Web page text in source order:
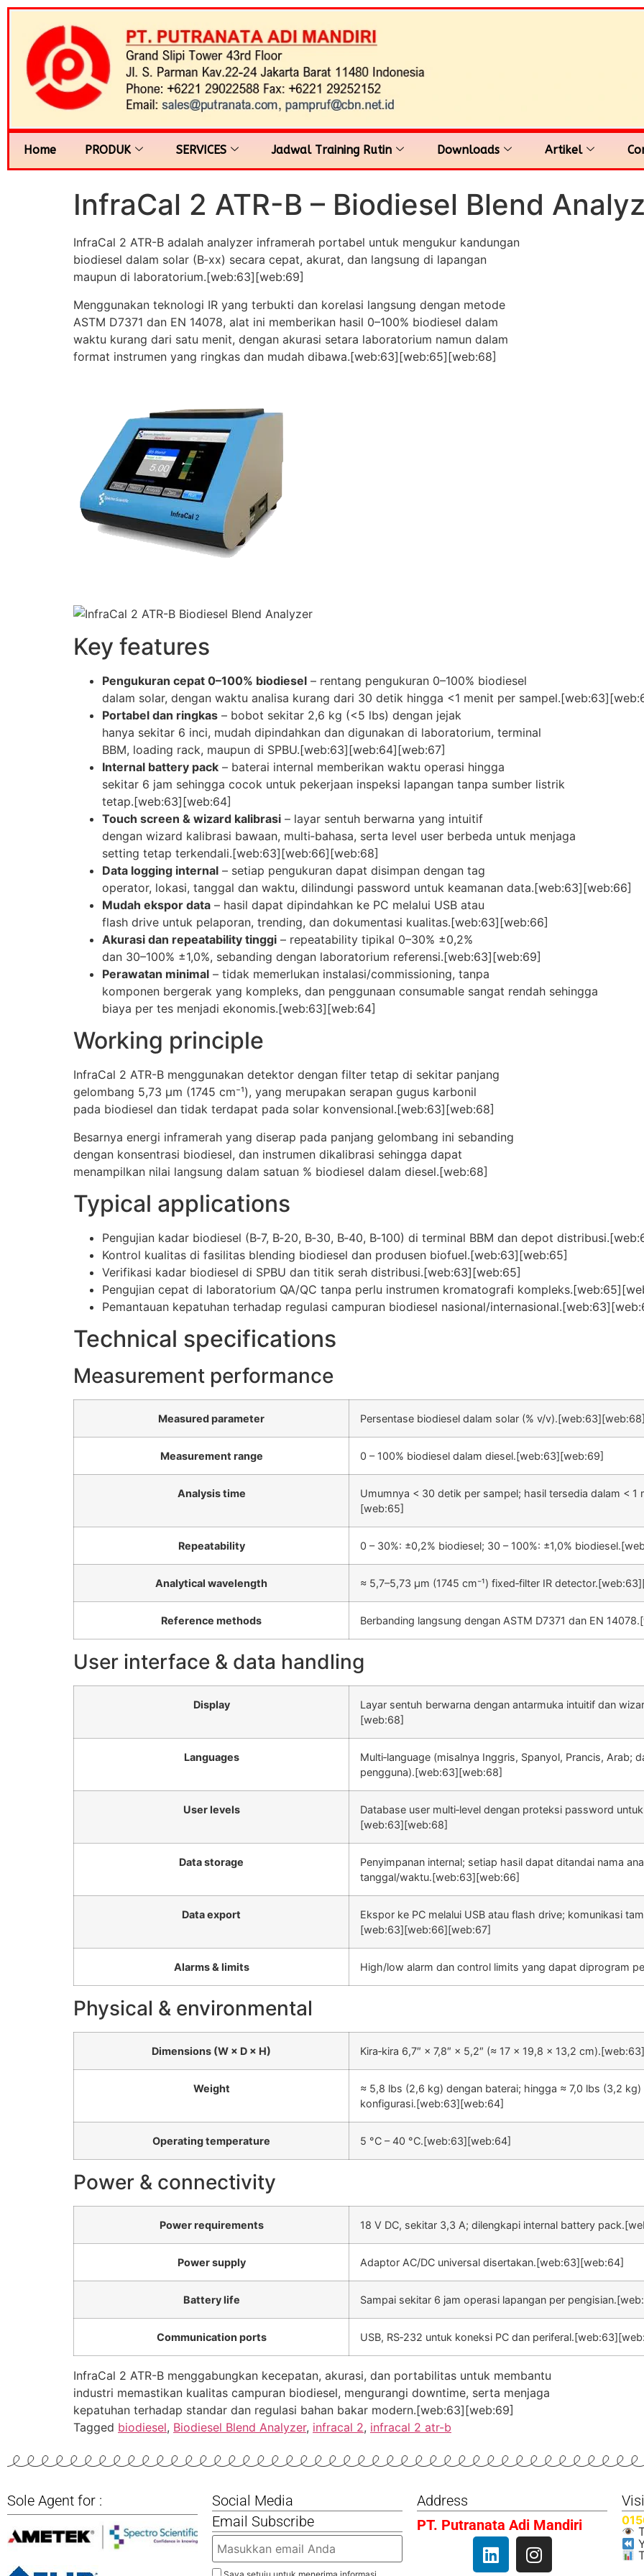
Home PRODUK SERVICES Jadwal Training Rutin Downloads Artikel
InfraCal 2 ATR-B – Biodiesel Blend
InfraCal 2 ATR-B adalah analyzer inframerah portabel untuk mengukur kandungan
biodiesel dalam solar (B‑xx) secara cepat, akurat, dan langsung di lapangan
maupun di laboratorium.[web:63][web:69]
Menggunakan teknologi IR yang terbukti dan korelasi langsung dengan metode
ASTM D7371 dan EN 14078, alat ini memberikan hasil 0–100% biodiesel dalam
waktu kurang dari satu menit, dengan akurasi setara laboratorium namun dalam
format instrumen yang ringkas dan mudah dibawa.[web:63][web:65][web:68]
Key features
Pengukuran cepat 0–100% biodiesel – rentang pengukuran 0–100% biodiesel
dalam solar, dengan waktu analisa kurang dari 30 detik hingga <1 menit per
Portabel dan ringkas – bobot sekitar 2,6 kg (<5 lbs) dengan jejak
hanya sekitar 6 inci, mudah dipindahkan dan digunakan di laboratorium, terminal
BBM, loading rack, maupun di SPBU.[web:63][web:64][web:67]
Internal battery pack – baterai internal memberikan waktu operasi hingga
sekitar 6 jam sehingga cocok untuk pekerjaan inspeksi lapangan tanpa sumber listrik
tetap.[web:63][web:64]
Touch screen & wizard kalibrasi – layar sentuh berwarna yang intuitif
dengan wizard kalibrasi bawaan, multi‑bahasa, serta level user berbeda untuk menjaga
setting tetap terkendali.[web:63][web:66][web:68]
Data logging internal – setiap pengukuran dapat disimpan dengan tag
operator, lokasi, tanggal dan waktu, dilindungi password untuk keamanan data.[web:63][web:66]
Mudah ekspor data – hasil dapat dipindahkan ke PC melalui USB atau
flash drive untuk pelaporan, trending, dan dokumentasi kualitas.[web:63][web:66]
Akurasi dan repeatability tinggi – repeatability tipikal 0–30% ±0,2%
dan 30–100% ±1,0%, sebanding dengan laboratorium referensi.[web:63][web:69]
Perawatan minimal – tidak memerlukan instalasi/commissioning, tanpa
komponen bergerak yang kompleks, dan penggunaan consumable sangat rendah sehingga
biaya per tes menjadi ekonomis.[web:63][web:64]
Working principle
InfraCal 2 ATR-B menggunakan detektor dengan filter tetap di sekitar panjang
gelombang 5,73 µm (1745 cm⁻¹), yang merupakan serapan gugus karbonil
pada biodiesel dan tidak terdapat pada solar konvensional.[web:63][web:68]
Besarnya energi inframerah yang diserap pada panjang gelombang ini sebanding
dengan konsentrasi biodiesel, dan instrumen dikalibrasi sehingga dapat
menampilkan nilai langsung dalam satuan % biodiesel dalam diesel.[web:68]
Typical applications
Pengujian kadar biodiesel (B‑7, B‑20, B‑30, B‑40, B‑100) di terminal BBM dan depot
Kontrol kualitas di fasilitas blending biodiesel dan produsen biofuel.[web:63][web:65]
Verifikasi kadar biodiesel di SPBU dan titik serah distribusi.[web:63][web:65]
Pengujian cepat di laboratorium QA/QC tanpa perlu instrumen kromatografi
Pemantauan kepatuhan terhadap regulasi campuran biodiesel nasional/
Technical specifications
Measurement performance
Measured parameter Persentase biodiesel dalam solar (% v/v).[web:63][web:68]
Measurement range 0 – 100% biodiesel dalam diesel.[web:63][web:69]
Analysis time
Umumnya < 30 detik per sampel; hasil tersedia dalam < 1
[web:65]
Repeatability 0 – 30%: ±0,2% biodiesel; 30 – 100%: ±1,0%
Analytical wavelength ≈ 5,7–5,73 µm (1745 cm⁻¹) fixed‑filter IR
Reference methods Berbanding langsung dengan ASTM D7371 dan EN
User interface & data handling
Display
Layar sentuh berwarna dengan antarmuka intuitif dan
[web:68]
Languages
Multi‑language (misalnya Inggris, Spanyol, Prancis, Arab;
pengguna).[web:63][web:68]
User levels
Database user multi‑level dengan proteksi password
[web:63][web:68]
Data storage
Penyimpanan internal; setiap hasil dapat ditandai nama
tanggal/waktu.[web:63][web:66]
Data export
Ekspor ke PC melalui USB atau flash drive; komunikasi
[web:63][web:66][web:67]
Alarms & limits High/low alarm dan control limits yang dapat diprogram
Physical & environmental
Dimensions (W × D × H) Kira‑kira 6,7″ × 7,8″ × 5,2″ (≈ 17 × 19,8 × 13,2
Weight
≈ 5,8 lbs (2,6 kg) dengan baterai; hingga ≈ 7,0 lbs (3,2 kg)
konfigurasi.[web:63][web:64]
Operating temperature 5 °C – 40 °C.[web:63][web:64]
Power & connectivity
Power requirements 18 V DC, sekitar 3,3 A; dilengkapi internal battery
Power supply Adaptor AC/DC universal disertakan.[web:63][web:64]
Battery life Sampai sekitar 6 jam operasi lapangan per
Communication ports USB, RS‑232 untuk koneksi PC dan
InfraCal 2 ATR-B menggabungkan kecepatan, akurasi, dan portabilitas untuk membantu
industri memastikan kualitas campuran biodiesel, mengurangi downtime, serta menjaga
kepatuhan terhadap standar dan regulasi bahan bakar modern.[web:63][web:69]
Tagged biodiesel, Biodiesel Blend Analyzer, infracal 2, infracal 2 atr-b
Sole Agent for :
Social Media
Email Subscribe
Address
PT. Putranata Adi Mandiri